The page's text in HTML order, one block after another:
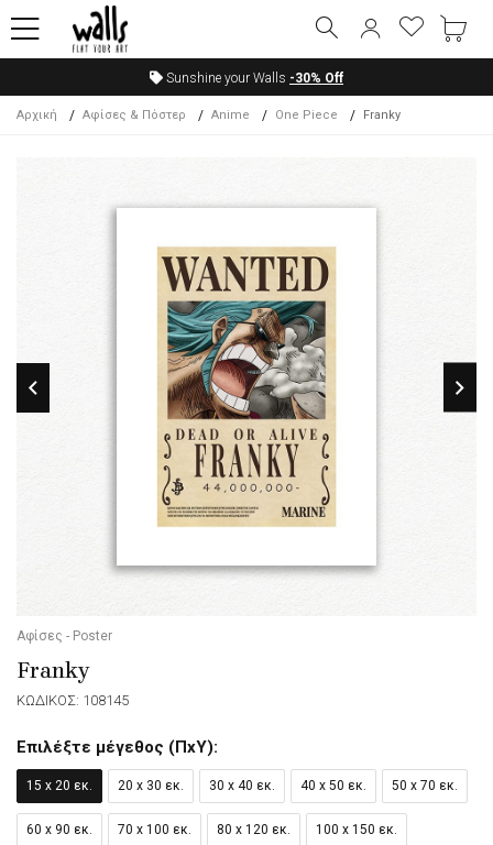
Sunshine your Walls -30% Off
Αρχική Αφίσες & Πόστερ Anime One Piece Franky
Αφίσες - Poster
Franky
ΚΩΔΙΚΟΣ: 108145
Επιλέξτε μέγεθος (ΠxΥ):
15 x 20 εκ. 20 x 30 εκ. 30 x 40 εκ. 40 x 50 εκ. 50 x 70 εκ.
60 x 90 εκ. 70 x 100 εκ. 80 x 120 εκ. 100 x 150 εκ.